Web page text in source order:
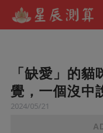
「缺愛」的
覺，一個沒中
2024/05/21